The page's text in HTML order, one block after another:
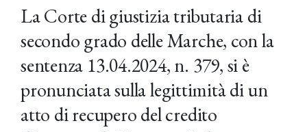
La Corte di giustizia tributaria di
secondo grado delle Marche, con la
sentenza 13.04.2024, n. 379, si è
pronunciata sulla legittimità di un
atto di recupero del credito